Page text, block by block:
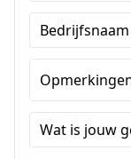
Staten
+1
Wat is jouw